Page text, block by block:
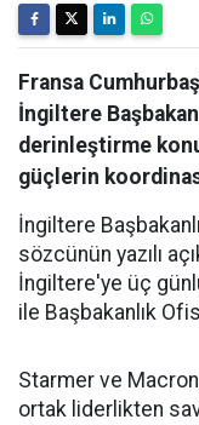
Fransa
İngiltere
derinleştirme
güçlerin
İngiltere
sözcünün yazılı
İngiltere'ye üç
ile Başbakanlık
Starmer ve
ortak liderlikten